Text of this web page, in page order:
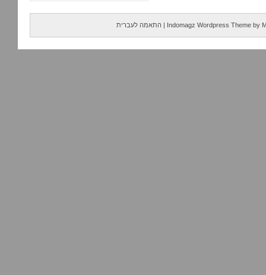
Indomagz Wordpress Theme by
| התאמה לעברית